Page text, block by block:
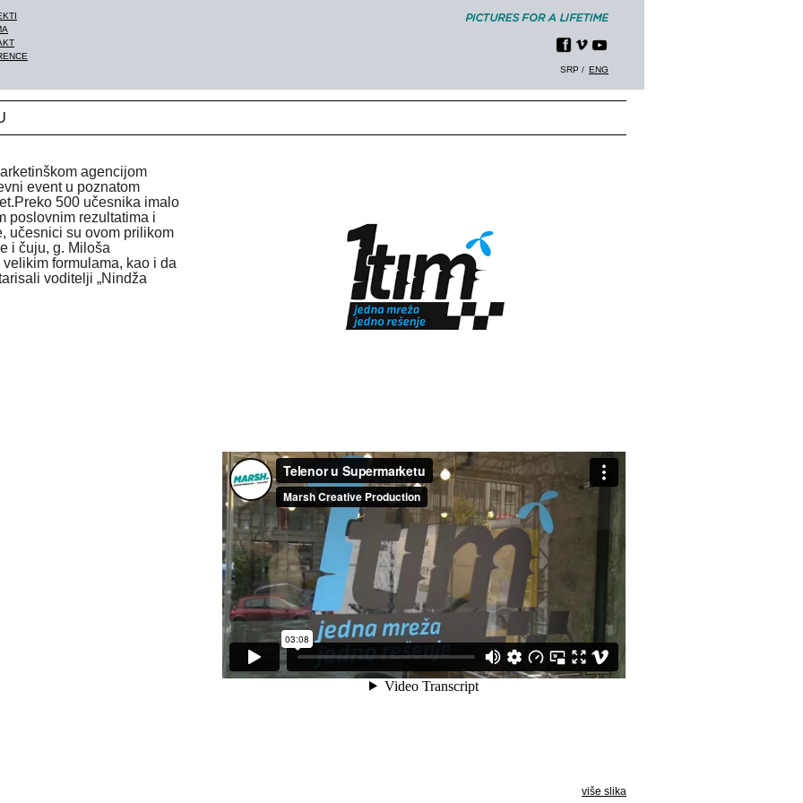
SRP
ENG
agencijom
event u poznatom
500 učesnika imalo
poslovnim rezultatima i
učesnici su ovom prilikom
i čuju, g. Miloša
formulama, kao i da
voditelji „Nindža
više slika